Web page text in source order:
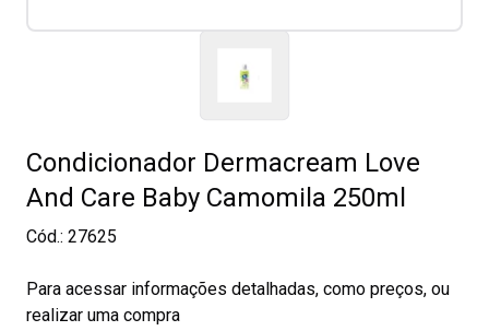
Condicionador Dermacream Love
And Care Baby Camomila 250ml
Cód.: 27625
Para acessar informações detalhadas, como preços, ou
realizar uma compra